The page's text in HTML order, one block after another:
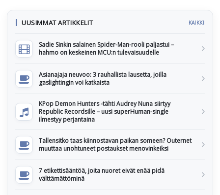
UUSIMMAT ARTIKKELIT KAIKKI
Sadie Sinkin salainen Spider-Man-rooli paljastui –
hahmo on keskeinen MCU:n tulevaisuudelle
Asianajaja neuvoo: 3 rauhallista lausetta, joilla
gaslightingin voi katkaista
KPop Demon Hunters -tähti Audrey Nuna siirtyy
Republic Recordsille – uusi superHuman-single
ilmestyy perjantaina
Tallensitko taas kiinnostavan paikan someen? Outernet
muuttaa unohtuneet postaukset menovinkeiksi
7 etikettisääntöä, joita nuoret eivät enää pidä
välttämättöminä